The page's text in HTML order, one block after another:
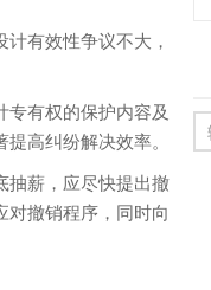
有效性争议不大，
有权的保护内容及
高纠纷解决效率。
抽薪，应尽快提出撤
撤销程序，同时向